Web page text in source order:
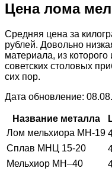
Цена лома
Средняя цена за
рублей. Довольно
материала, из
советских столовых
сих пор.
Дата обновление:
Название металла
Лом мельхиора МН-19
Сплав МНЦ 15-20
Мельхиор МН–40